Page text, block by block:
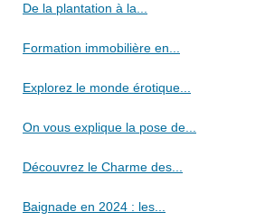
De la plantation à la...
Formation immobilière en...
Explorez le monde érotique...
On vous explique la pose de...
Découvrez le Charme des...
Baignade en 2024 : les...